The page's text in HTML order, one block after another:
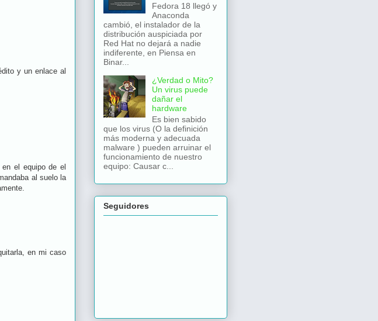
y un enlace al
el equipo de el
al suelo la
en mi caso
Fedora 18 llegó y
Anaconda
cambió, el instalador de la
distribución auspiciada por
Red Hat no dejará a nadie
indiferente, en Piensa en
Binar...
¿Verdad o Mito?
Un virus puede
dañar el
hardware
Es bien sabido
que los virus (O la definición
más moderna y adecuada
malware ) pueden arruinar el
funcionamiento de nuestro
equipo: Causar c...
Seguidores